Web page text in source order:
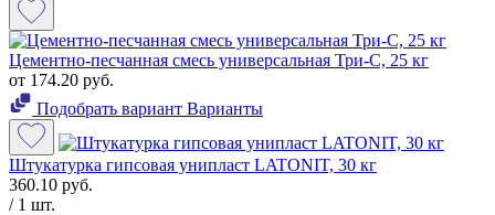
Цементно-песчанная смесь универсальная Три-С, 25 кг
от 174.20 руб.
Подобрать вариант Варианты
Штукатурка гипсовая унипласт LATONIT, 30 кг
360.10 руб.
/ 1 шт.